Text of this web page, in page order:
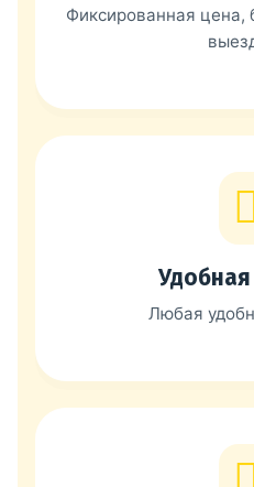
Фиксированная цена,
Любая